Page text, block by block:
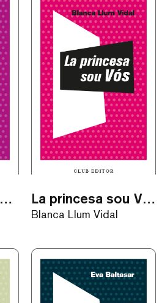
La princesa sois Vos / eBook La princesa sou Vós / eBook
Blanca Llum Vidal